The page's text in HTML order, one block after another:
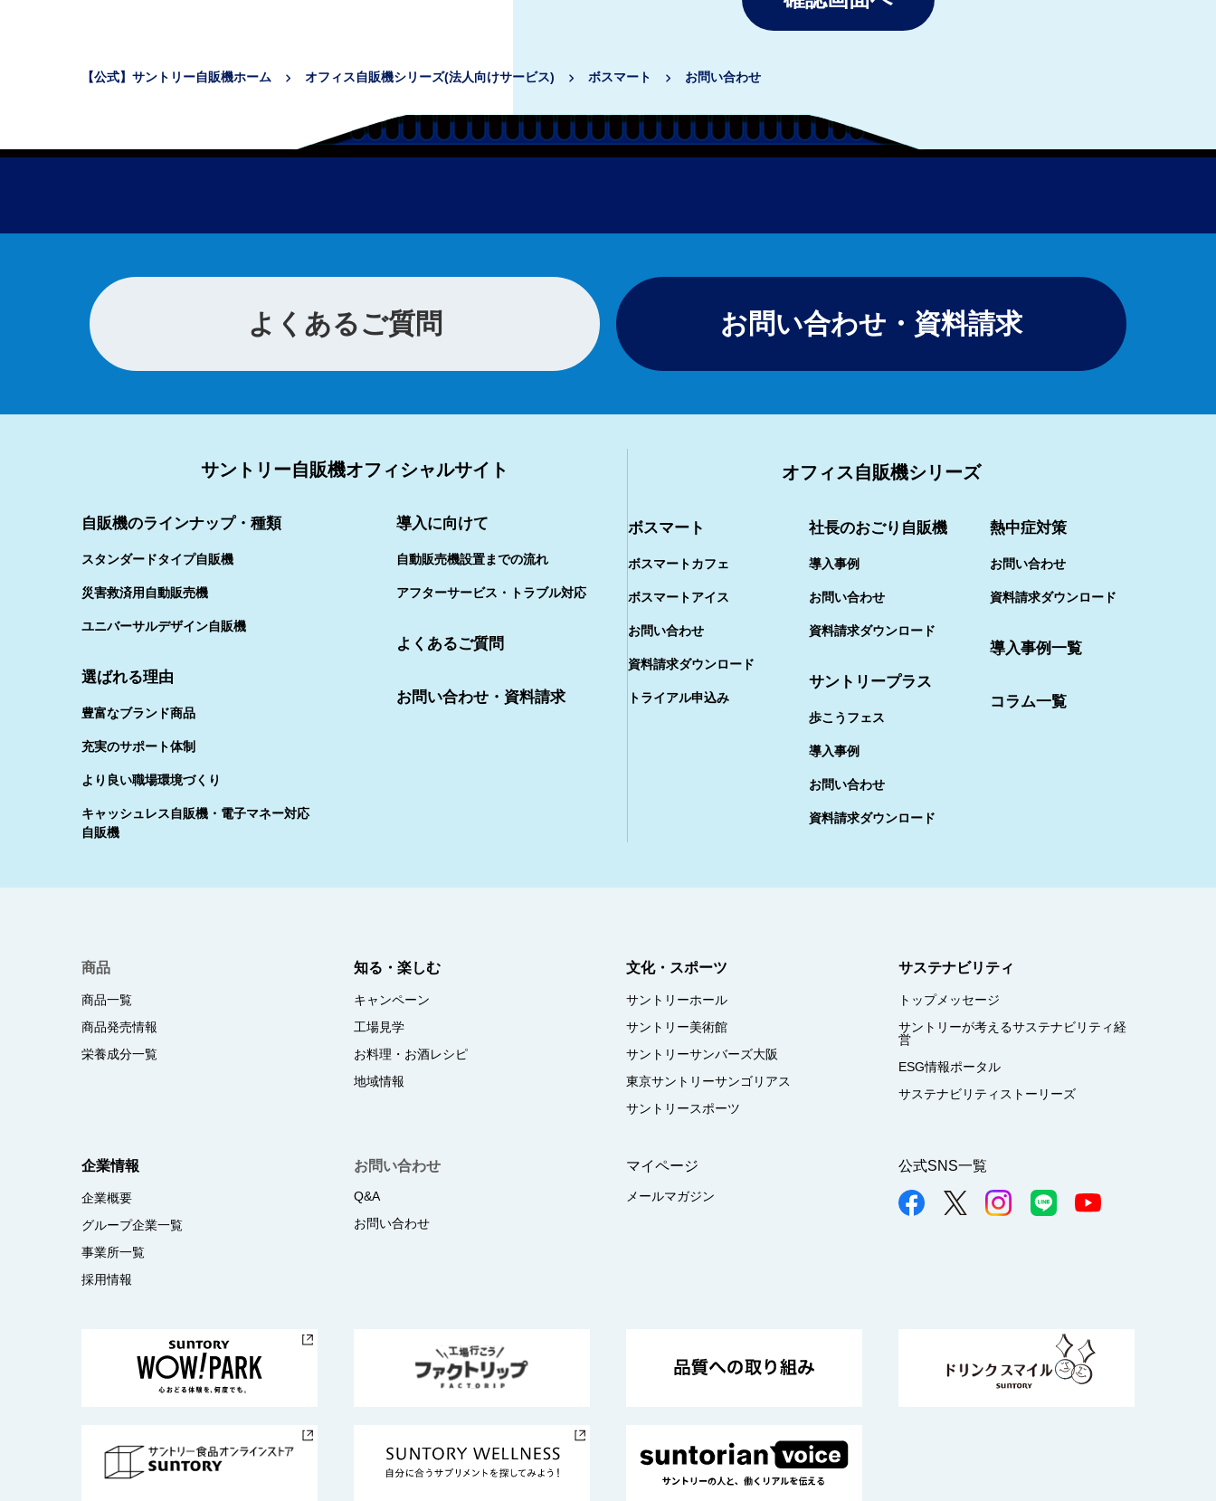
【公式】サントリー自販機ホーム オフィス自販機シリーズ(法人向けサービス) ボスマート お問い合わせ
よくあるご質問 お問い合わせ・資料請求
サントリー自販機オフィシャルサイト
自販機のラインナップ・種類
スタンダードタイプ自販機
災害救済用自動販売機
ユニバーサルデザイン自販機
選ばれる理由
豊富なブランド商品
充実のサポート体制
より良い職場環境づくり
キャッシュレス自販機・電子マネー対応
自販機
導入に向けて
自動販売機設置までの流れ
アフターサービス・トラブル対応
よくあるご質問
お問い合わせ・資料請求
オフィス自販機シリーズ
ボスマート
ボスマートカフェ
ボスマートアイス
お問い合わせ
資料請求ダウンロード
トライアル申込み
社長のおごり自販機
導入事例
お問い合わせ
資料請求ダウンロード
サントリープラス
歩こうフェス
導入事例
お問い合わせ
資料請求ダウンロード
熱中症対策
お問い合わせ
資料請求ダウンロード
導入事例一覧
コラム一覧
商品
商品一覧
商品発売情報
栄養成分一覧
知る・楽しむ
キャンペーン
工場見学
お料理・お酒レシピ
地域情報
文化・スポーツ
サントリーホール
サントリー美術館
サントリーサンバーズ大阪
東京サントリーサンゴリアス
サントリースポーツ
サステナビリティ
トップメッセージ
サントリーが考えるサステナビリティ経
営
ESG情報ポータル
サステナビリティストーリーズ
企業情報
企業概要
グループ企業一覧
事業所一覧
採用情報
お問い合わせ
Q&A
お問い合わせ
マイページ
メールマガジン
公式SNS一覧